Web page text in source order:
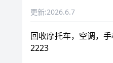
更新:2026.6.7
回收摩托车，空调，
2223